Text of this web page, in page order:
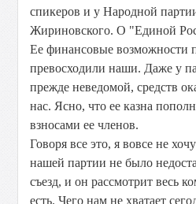
спикеров и у Народной
Жириновского. О "Единой
Ее финансовые возможности
превосходили наши. Даже у
прежде неведомой, средств
нас. Ясно, что ее казна
взносами ее членов.
Говоря все это, я вовсе не
нашей партии не было
съезд, и он рассмотрит весь
есть. Чего нам не хватает